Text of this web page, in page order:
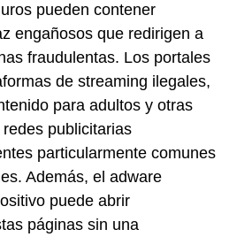
pueden contener
engañosos que redirigen a
fraudulentas. Los portales
de streaming ilegales,
para adultos y otras
publicitarias
particularmente comunes
Además, el adware
puede abrir
páginas sin una